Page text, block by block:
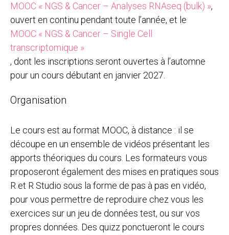
MOOC « NGS & Cancer – Analyses RNAseq (bulk) »,
ouvert en continu pendant toute l’année, et le
MOOC « NGS & Cancer – Single Cell
transcriptomique »
, dont les inscriptions seront ouvertes à l’automne
pour un cours débutant en janvier 2027.
Organisation
Le cours est au format MOOC, à distance : il se
découpe en un ensemble de vidéos présentant les
apports théoriques du cours. Les formateurs vous
proposeront également des mises en pratiques sous
R et R Studio sous la forme de pas à pas en vidéo,
pour vous permettre de reproduire chez vous les
exercices sur un jeu de données test, ou sur vos
propres données. Des quizz ponctueront le cours